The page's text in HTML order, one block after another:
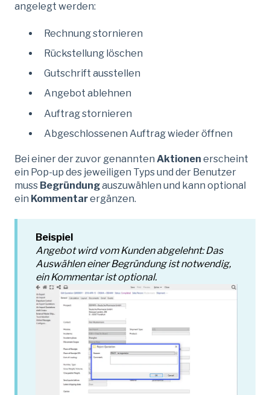
angelegt werden:
Rechnung stornieren
Rückstellung löschen
Gutschrift ausstellen
Angebot ablehnen
Auftrag stornieren
Abgeschlossenen Auftrag wieder öffnen
Bei einer der zuvor genannten Aktionen erscheint
ein Pop-up des jeweiligen Typs und der Benutzer
muss Begründungauszuwählen und kann optional
ein Kommentarergänzen.
Beispiel
Angebot wird vom Kunden abgelehnt: Das
Auswählen einer Begründung ist notwendig,
ein Kommentar ist optional.